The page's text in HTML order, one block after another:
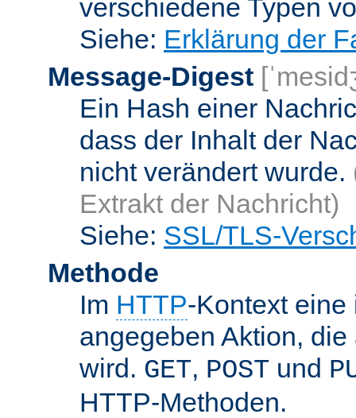
verschiedene Typen
Siehe: Erklärung der
Message-Digest
Ein Hash einer
dass der Inhalt der
nicht verändert wurde.
Extrakt der Nachricht)
Siehe: SSL/TLS-
Methode
Im HTTP-Kontext eine
angegeben Aktion,
wird. GET, POST und
HTTP-Methoden.